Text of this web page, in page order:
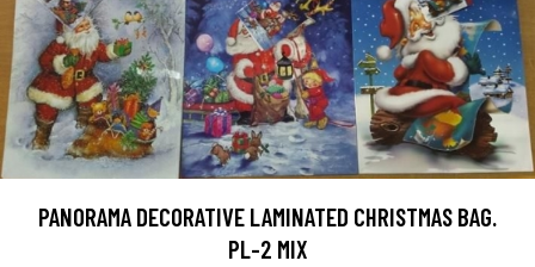
PANORAMA DECORATIVE LAMINATED CHRISTMAS BAG.
PL-2 MIX